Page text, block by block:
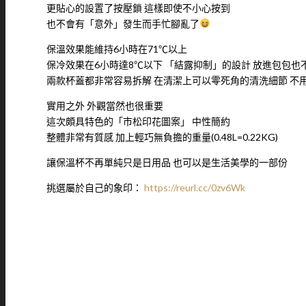
更貼心的設置了按壓鎖 這樣即使不小心按到
也不會有「意外」發生而手忙腳亂了
保溫效果能維持6小時在71℃以上
保冷效果在6小時達8℃以下 「結露抑制」的設計 放進包包也
兩款杯蓋都非常容易拆解 在清潔上可以零死角的清洗細節 不
實用之外 外觀當然也很重要
這次頗具特色的「市松印花圖案」 中性簡約
整體非常有質感 加上輕巧無負擔的重量(0.48L=0.22KG)
讓保溫杯不再單純只是日用品 也可以是生活美學的一部份
挑選屬於自己的象印： https://reurl.cc/0zv6Wk